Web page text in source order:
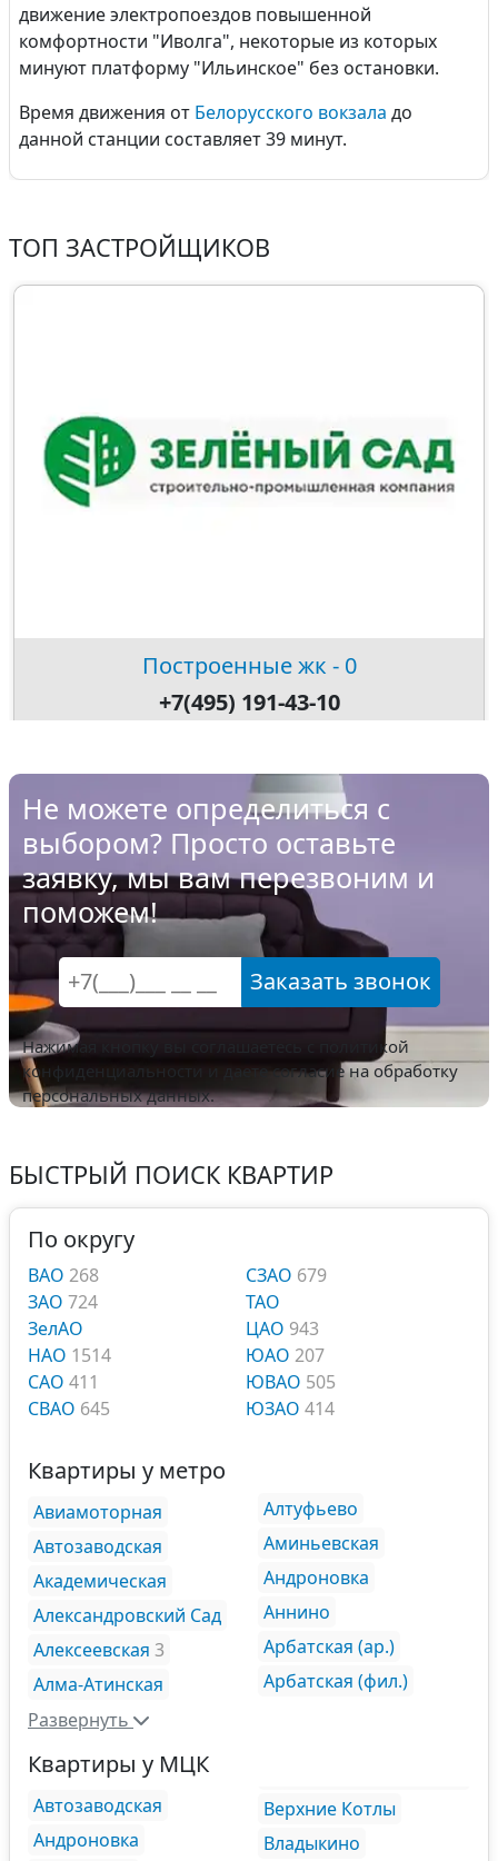
движение электропоездов повышенной
комфортности "Иволга", некоторые из которых
минуют платформу "Ильинское" без остановки.
Время движения от Белорусского вокзала до
данной станции составляет 39 минут.
ТОП ЗАСТРОЙЩИКОВ
Построенные жк - 0
+7(495) 191-43-10
Не можете определиться с
выбором? Просто оставьте
заявку, мы вам перезвоним и
поможем!
Заказать звонок
Нажимая кнопку вы соглашаетесь с
политикой
конфиденциальности и даете согласие на обработку
персональных данных.
БЫСТРЫЙ ПОИСК КВАРТИР
По округу
ВАО 268
ЗАО 724
ЗелАО
НАО 1514
САО 411
СВАО 645
СЗАО 679
ТАО
ЦАО 943
ЮАО 207
ЮВАО 505
ЮЗАО 414
Квартиры у метро
Авиамоторная
Автозаводская
Академическая
Александровский Сад
Алексеевская 3
Алма-Атинская
Алтуфьево
Аминьевская
Андроновка
Аннино
Арбатская (ар.)
Арбатская (фил.)
Развернуть
Квартиры у МЦК
Автозаводская
Андроновка
Верхние Котлы
Владыкино